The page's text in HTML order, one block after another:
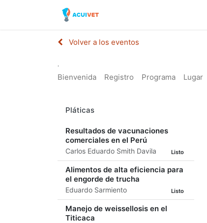
Volver a los eventos
Bienvenida
Registro Programa Lugar
Pláticas
Resultados de vacunaciones
comerciales en el Perú
Carlos Eduardo Smith Davila Listo
Alimentos de alta eficiencia para
el engorde de trucha
Eduardo Sarmiento Listo
Manejo de weissellosis en el
Titicaca